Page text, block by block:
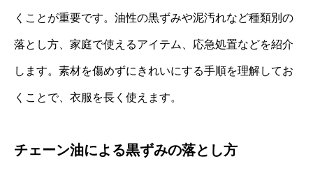
くことが重要です。油性の黒ずみや泥汚れなど種類別の
落とし方、家庭で使えるアイテム、応急処置などを紹介
します。素材を傷めずにきれいにする手順を理解してお
くことで、衣服を長く使えます。
チェーン油による黒ずみの落とし方